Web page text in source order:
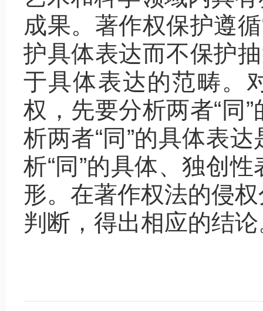
成果。著作权保护遵
护具体表达而不保护
于具体表达的范畴。
权，先要分析两者“同
析两者“同”的具体表
析“同”的具体、独创
形。在著作权法的侵
判断，得出相应的结